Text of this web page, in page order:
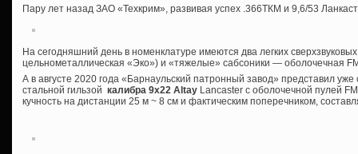
Пару лет назад ЗАО «Техкрим», развивая успех .366ТКМ и 9,6/53
На сегодняшний день в номенклатуре имеются два легких
цельнометаллическая «Эко») и «тяжелые» сабсоники — оболочечная
А в августе 2020 года «Барнаульский патронный завод» представил
стальной гильзой калибра 9х22 Altay Lancaster с оболочечной пулей
кучность на дистанции 25 м ~ 8 см и фактическим поперечником,